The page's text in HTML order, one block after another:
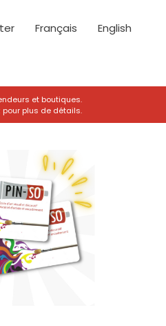
Français English
et boutiques.
pour plus de détails.